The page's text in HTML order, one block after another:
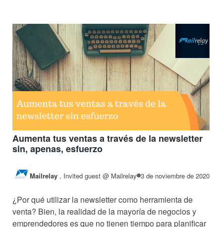
Aumenta tus ventas a través de la newsletter
sin, apenas, esfuerzo
Mailrelay , Invited guest @ Mailrelay 3 de noviembre de 2020
¿Por qué utilizar la newsletter como herramienta de
venta? Bien, la realidad de la mayoría de negocios y
emprendedores es que no tienen tiempo para planificar